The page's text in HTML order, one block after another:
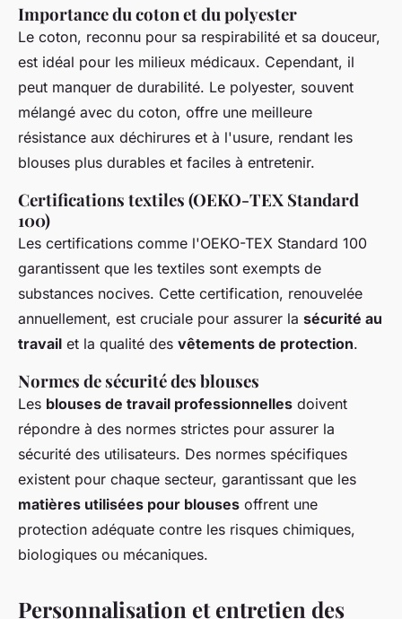
Importance du coton et du polyester
Le coton, reconnu pour sa respirabilité et sa douceur,
est idéal pour les milieux médicaux. Cependant, il
peut manquer de durabilité. Le polyester, souvent
mélangé avec du coton, offre une meilleure
résistance aux déchirures et à l'usure, rendant les
blouses plus durables et faciles à entretenir.
Certifications textiles (OEKO-TEX Standard
100)
Les certifications comme l'OEKO-TEX Standard 100
garantissent que les textiles sont exempts de
substances nocives. Cette certification, renouvelée
annuellement, est cruciale pour assurer la sécurité au
travail et la qualité des vêtements de protection.
Normes de sécurité des blouses
Les blouses de travail professionnelles doivent
répondre à des normes strictes pour assurer la
sécurité des utilisateurs. Des normes spécifiques
existent pour chaque secteur, garantissant que les
matières utilisées pour blouses offrent une
protection adéquate contre les risques chimiques,
biologiques ou mécaniques.
Personnalisation et entretien des